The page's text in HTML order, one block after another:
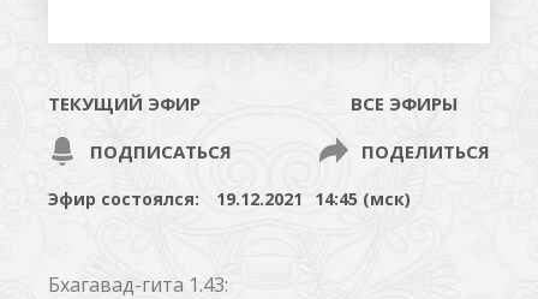
ТЕКУЩИЙ ЭФИР
ВСЕ ЭФИРЫ
ПОДПИСАТЬСЯ
ПОДЕЛИТЬСЯ
Эфир состоялся: 19.12.2021 14:45 (мск)
Бхагавад-гита 1.43: